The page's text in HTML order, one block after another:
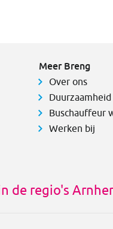
Meer Breng
Over ons
Duurzaamheid
Buschauffeur
Werken bij
de regio's